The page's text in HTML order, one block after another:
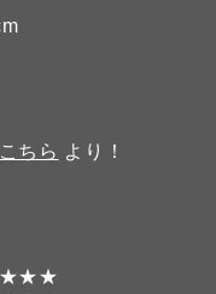
こちら より！